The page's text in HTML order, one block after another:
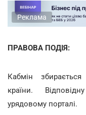
Реклама
ПРАВОВА ПОДІЯ:
Кабмін
країни.
урядовому порталі.